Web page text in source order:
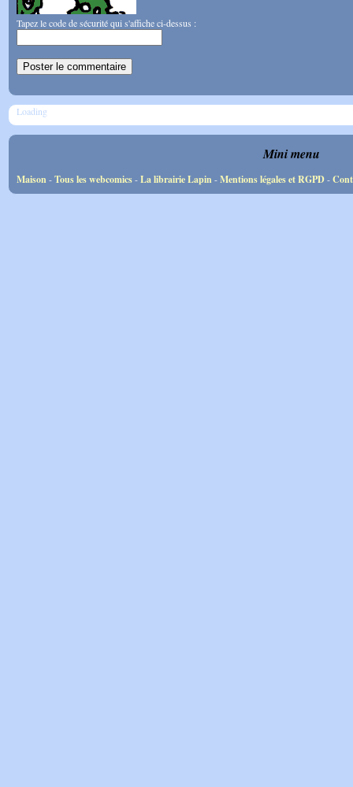
Tapez le code de sécurité qui s'affiche ci-dessus :
Loading
Mini menu
Maison-Tous les webcomics-La librairie Lapin-Mentions légales et RGPD-